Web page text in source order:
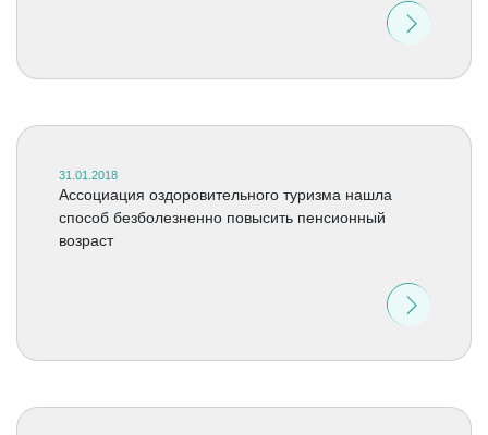
31.01.2018
Ассоциация оздоровительного туризма нашла
способ безболезненно повысить пенсионный
возраст